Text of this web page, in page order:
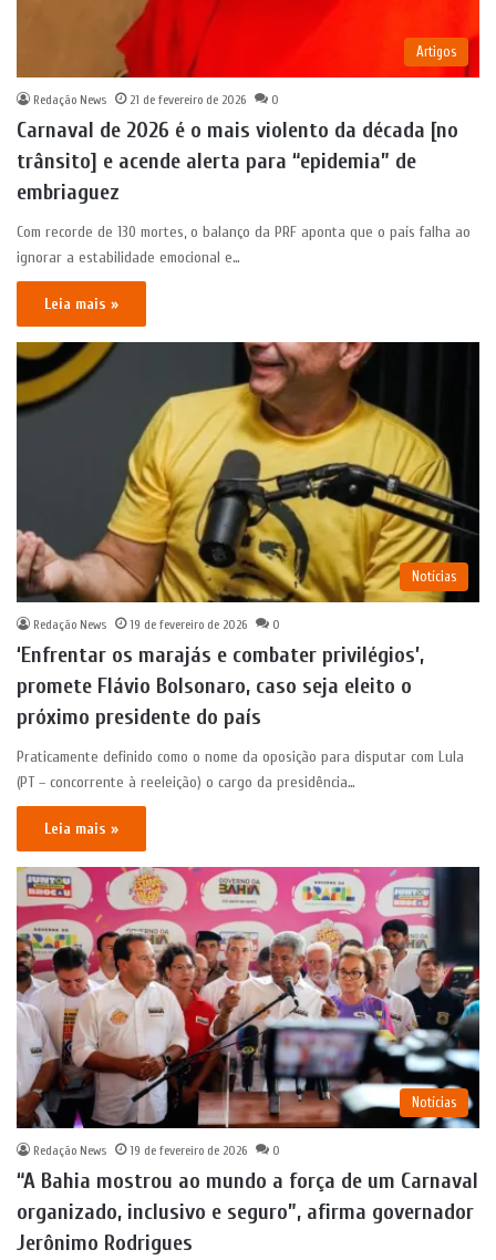
Artigos
Redação News 21 de fevereiro de 2026 0
Carnaval de 2026 é o mais violento da década [no
trânsito] e acende alerta para “epidemia” de
embriaguez
Com recorde de 130 mortes, o balanço da PRF aponta que o país falha ao
ignorar a estabilidade emocional e…
Leia mais »
Notícias
Redação News 19 de fevereiro de 2026 0
‘Enfrentar os marajás e combater privilégios’,
promete Flávio Bolsonaro, caso seja eleito o
próximo presidente do país
Praticamente definido como o nome da oposição para disputar com Lula
(PT – concorrente à reeleição) o cargo da presidência…
Leia mais »
Notícias
Redação News 19 de fevereiro de 2026 0
“A Bahia mostrou ao mundo a força de um Carnaval
organizado, inclusivo e seguro”, afirma governador
Jerônimo Rodrigues